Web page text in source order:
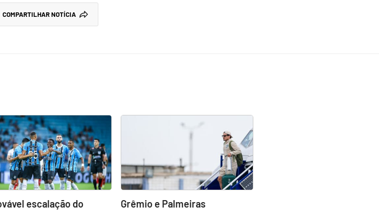
COMPARTILHAR NOTÍCIA
escalação do
Grêmio e Palmeiras